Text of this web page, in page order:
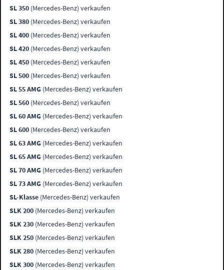
SL 350 (Mercedes-Benz) verkaufen
SL 380 (Mercedes-Benz) verkaufen
SL 400 (Mercedes-Benz) verkaufen
SL 420 (Mercedes-Benz) verkaufen
SL 450 (Mercedes-Benz) verkaufen
SL 500 (Mercedes-Benz) verkaufen
SL 55 AMG (Mercedes-Benz) verkaufen
SL 560 (Mercedes-Benz) verkaufen
SL 60 AMG (Mercedes-Benz) verkaufen
SL 600 (Mercedes-Benz) verkaufen
SL 63 AMG (Mercedes-Benz) verkaufen
SL 65 AMG (Mercedes-Benz) verkaufen
SL 70 AMG (Mercedes-Benz) verkaufen
SL 73 AMG (Mercedes-Benz) verkaufen
SL-Klasse (Mercedes-Benz) verkaufen
SLK 200 (Mercedes-Benz) verkaufen
SLK 230 (Mercedes-Benz) verkaufen
SLK 250 (Mercedes-Benz) verkaufen
SLK 280 (Mercedes-Benz) verkaufen
SLK 300 (Mercedes-Benz) verkaufen